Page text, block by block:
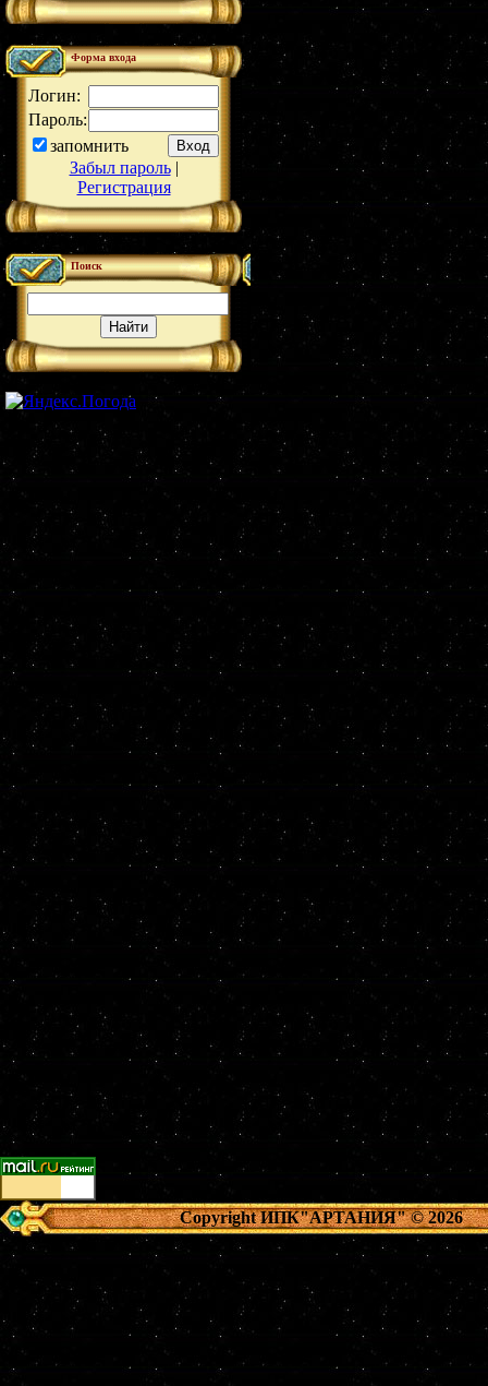
Форма входа
Логин:
Пароль:
запомнить
Забыл пароль|
Регистрация
Поиск
Copyright ИПК"АРТАНИЯ"© 2026